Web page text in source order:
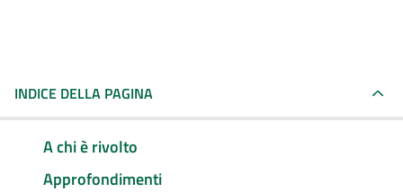
INDICE DELLA PAGINA
A chi è rivolto
Approfondimenti